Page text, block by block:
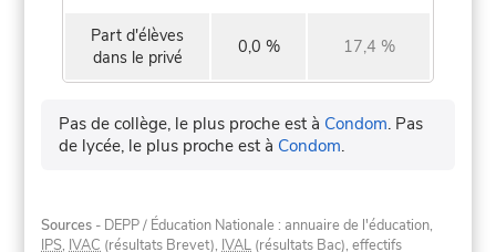
Part d'élèves
dans le privé
0,0 % 17,4 %
Pas de collège, le plus proche est à Condom. Pas
de lycée, le plus proche est à Condom.
Sources - DEPP / Éducation Nationale : annuaire de l'éducation,
IPS, IVAC (résultats Brevet), IVAL (résultats Bac), effectifs